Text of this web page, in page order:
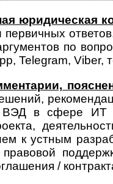
юридическая
по
Telegram, Viber,
в сфере ИТ
к устным
правовой
/